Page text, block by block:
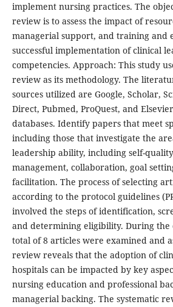
implement nursing practices. The
review is to assess the impact of
managerial support, and training and
successful implementation of clinical
competencies. Approach: This study
review as its methodology. The
sources utilized are Google, Scholar,
Direct, Pubmed, ProQuest, and Elsevier
databases. Identify papers that meet
including those that investigate the
leadership ability, including self-
management, collaboration, goal
facilitation. The process of selecting
according to the protocol guidelines
involved the steps of identification,
and determining eligibility. During the
total of 8 articles were examined and
review reveals that the adoption of
hospitals can be impacted by key
nursing education and professional
managerial backing. The systematic